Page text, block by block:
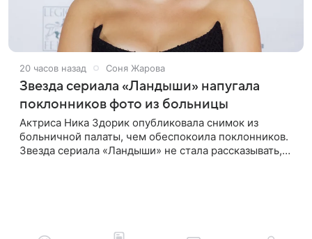
20 часов назад Соня Жарова
Звезда сериала «Ландыши» напугала
поклонников фото из больницы
Актриса Ника Здорик опубликовала снимок из
больничной палаты, чем обеспокоила поклонников.
Звезда сериала «Ландыши» не стала рассказывать,